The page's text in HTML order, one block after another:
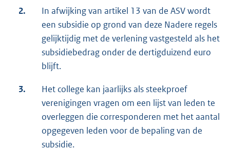
2.
In afwijking van artikel 13 van de ASV wordt
een subsidie op grond van deze Nadere regels
gelijktijdig met de verlening vastgesteld als het
subsidiebedrag onder de dertigduizend euro
blijft.
3.
Het college kan jaarlijks als steekproef
verenigingen vragen om een lijst van leden te
overleggen die corresponderen met het aantal
opgegeven leden voor de bepaling van de
subsidie.